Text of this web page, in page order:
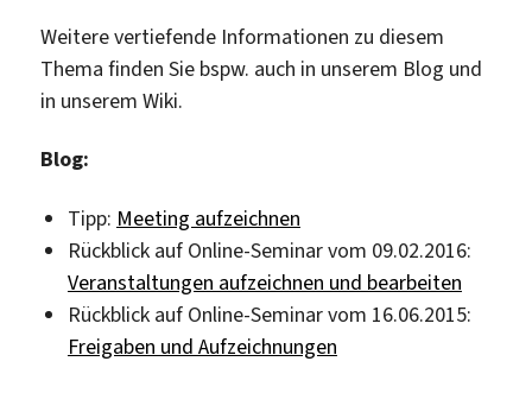
Weitere vertiefende Informationen zu diesem
Thema finden Sie bspw. auch in unserem Blog und
in unserem Wiki.
Blog:
Tipp: Meeting aufzeichnen
Rückblick auf Online-Seminar vom 09.02.2016:
Veranstaltungen aufzeichnen und bearbeiten
Rückblick auf Online-Seminar vom 16.06.2015:
Freigaben und Aufzeichnungen